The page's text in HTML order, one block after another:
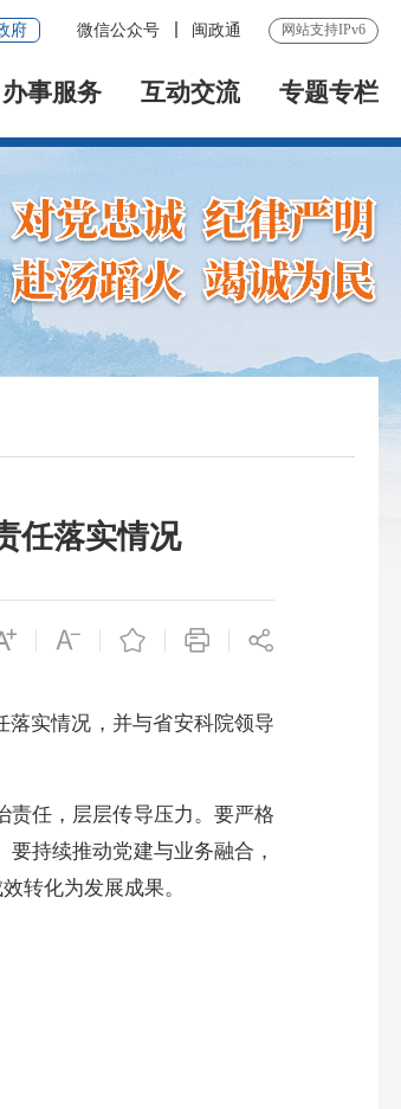
府 微信公众号 闽政通 网站支持IPv6
办事服务 互动交流 专题专栏
任落实情况
实情况，并与省安科院领导
任，层层传导压力。要严格
持续推动党建与业务融合，
转化为发展成果。